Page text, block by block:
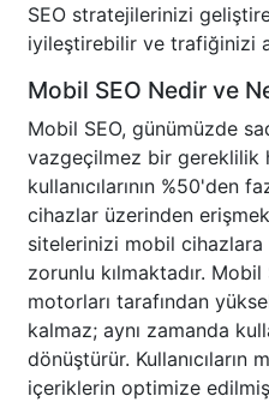
SEO stratejilerinizi
iyileştirebilir ve trafiğinizi
Mobil SEO Nedir ve
Mobil SEO, günümüzde
vazgeçilmez bir gereklilik
kullanıcılarının %50'den
cihazlar üzerinden
sitelerinizi mobil
zorunlu kılmaktadır. Mobil
motorları tarafından
kalmaz; aynı zamanda
dönüştürür.
içeriklerin optimize